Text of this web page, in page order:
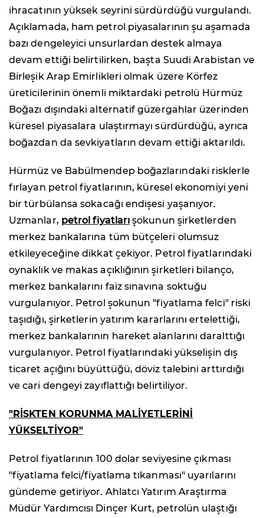
ihracatının yüksek seyrini sürdürdüğü vurgulandı.
Açıklamada, ham petrol piyasalarının şu aşamada
bazı dengeleyici unsurlardan destek almaya
devam ettiği belirtilirken, başta Suudi Arabistan ve
Birleşik Arap Emirlikleri olmak üzere Körfez
üreticilerinin önemli miktardaki petrolü Hürmüz
Boğazı dışındaki alternatif güzergahlar üzerinden
küresel piyasalara ulaştırmayı sürdürdüğü, ayrıca
boğazdan da sevkiyatların devam ettiği aktarıldı.
Hürmüz ve Babülmendep boğazlarındaki risklerle
fırlayan petrol fiyatlarının, küresel ekonomiyi yeni
bir türbülansa sokacağı endişesi yaşanıyor.
Uzmanlar, petrol fiyatları şokunun şirketlerden
merkez bankalarına tüm bütçeleri olumsuz
etkileyeceğine dikkat çekiyor. Petrol fiyatlarındaki
oynaklık ve makas açıklığının şirketleri bilanço,
merkez bankalarını faiz sınavına soktuğu
vurgulanıyor. Petrol şokunun "fiyatlama felci" riski
taşıdığı, şirketlerin yatırım kararlarını ertelettiği,
merkez bankalarının hareket alanlarını daralttığı
vurgulanıyor. Petrol fiyatlarındaki yükselişin dış
ticaret açığını büyüttüğü, döviz talebini arttırdığı
ve cari dengeyi zayıflattığı belirtiliyor.
"RİSKTEN KORUNMA MALİYETLERİNİ
YÜKSELTİYOR"
Petrol fiyatlarının 100 dolar seviyesine çıkması
"fiyatlama felci/fiyatlama tıkanması" uyarılarını
gündeme getiriyor. Ahlatcı Yatırım Araştırma
Müdür Yardımcısı Dinçer Kurt, petrolün ulaştığı